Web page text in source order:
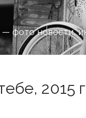
фото новости,
2015